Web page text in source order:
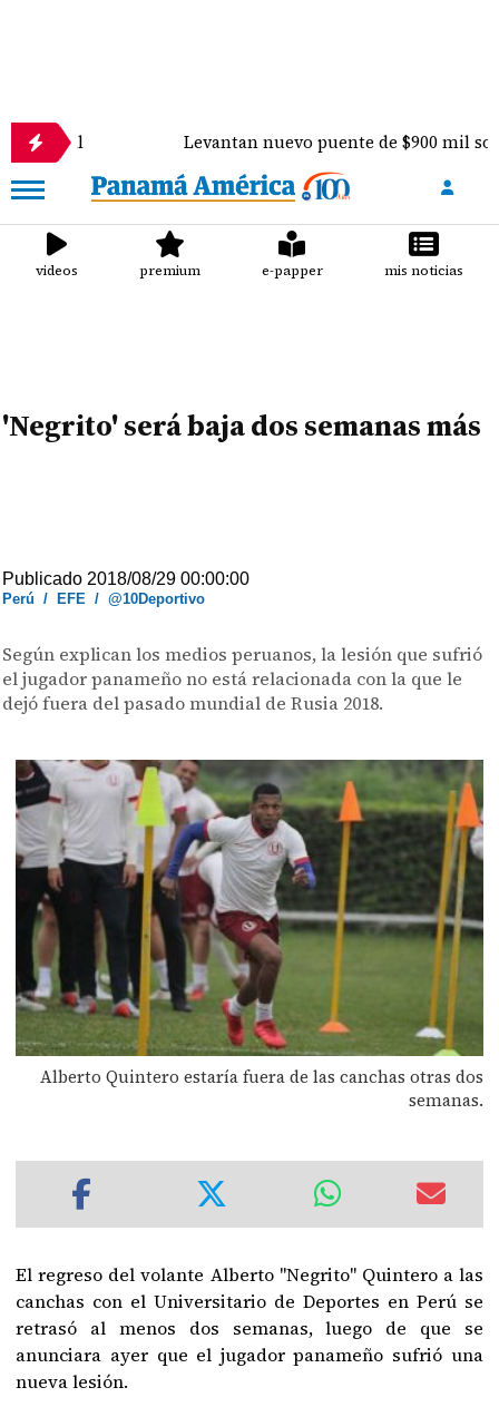
Levantan nuevo puente de $900 mil sobre
videos premium e-papper mis noticias
'Negrito' será baja dos semanas más
Publicado 2018/08/29 00:00:00
Perú / EFE /@10Deportivo
Según explican los medios peruanos, la lesión que sufrió
el jugador panameño no está relacionada con la que le
dejó fuera del pasado mundial de Rusia 2018.
Alberto Quintero estaría fuera de las canchas otras dos
semanas.
El regreso del volante Alberto "Negrito" Quintero a las
canchas con el Universitario de Deportes en Perú se
retrasó al menos dos semanas, luego de que se
anunciara ayer que el jugador panameño sufrió una
nueva lesión.